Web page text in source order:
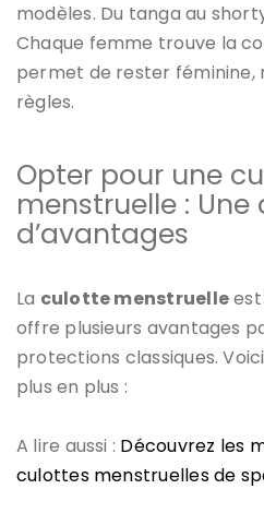
modèles. Du tanga au
Chaque femme trouve la
permet de rester féminine,
règles.
Opter pour une
menstruelle :
d’avantages
La culotte menstruelleest
offre plusieurs avantages
protections classiques.
plus en plus :
A lire aussi : Découvrez les
culottes menstruelles de